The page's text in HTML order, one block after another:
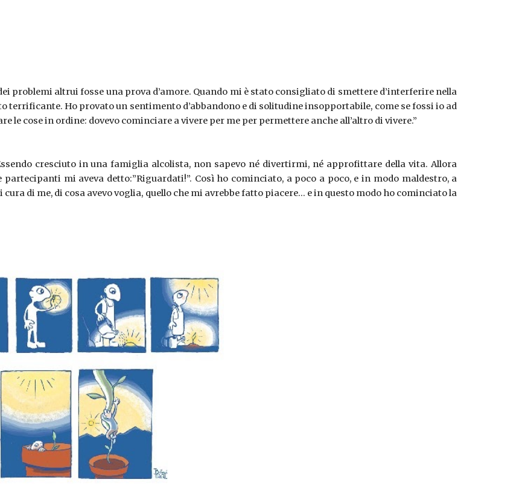
problemi altrui fosse una prova d’amore. Quando mi è stato consigliato di smettere d’interferire nella
terrificante. Ho provato un sentimento d’abbandono e di solitudine insopportabile, come se fossi io ad
le cose in ordine: dovevo cominciare a vivere per me per permettere anche all’altro di vivere.”
cresciuto in una famiglia alcolista, non sapevo né divertirmi, né approfittare della vita. Allora
mi aveva detto:”Riguardati!”. Così ho cominciato, a poco a poco, e in modo maldestro, a
di me, di cosa avevo voglia, quello che mi avrebbe fatto piacere… e in questo modo ho cominciato la